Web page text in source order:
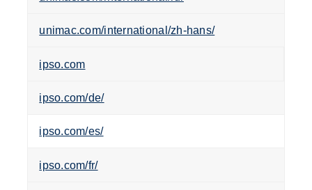
unimac.com/international/zh-hans/
ipso.com
ipso.com/de/
ipso.com/es/
ipso.com/fr/